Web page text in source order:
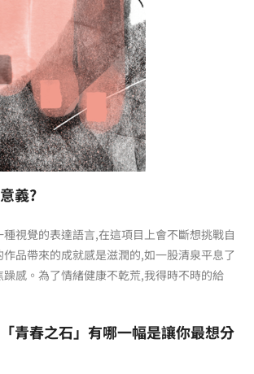
義?
視覺的表達語言,在這項目上會不斷想挑戰自
品帶來的成就感是滋潤的,如一股清泉平息了
感。為了情緒健康不乾荒,我得時不時的給
青春之石」有哪一幅是讓你最想分